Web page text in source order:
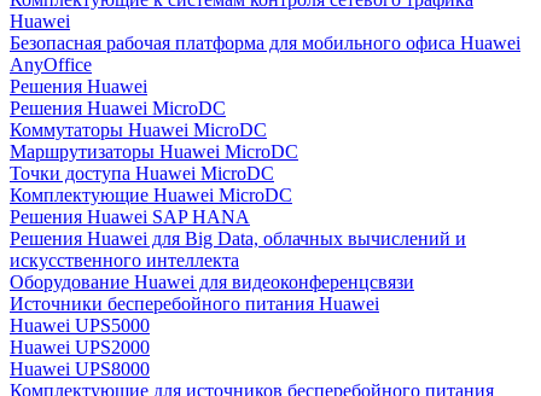
Huawei
Безопасная рабочая платформа для мобильного офиса Huawei
AnyOffice
Решения Huawei
Решения Huawei MicroDC
Коммутаторы Huawei MicroDC
Маршрутизаторы Huawei MicroDC
Точки доступа Huawei MicroDC
Комплектующие Huawei MicroDC
Решения Huawei SAP HANA
Решения Huawei для Big Data, облачных вычислений и
искусственного интеллекта
Оборудование Huawei для видеоконференцсвязи
Источники бесперебойного питания Huawei
Huawei UPS5000
Huawei UPS2000
Huawei UPS8000
Комплектующие для источников бесперебойного питания